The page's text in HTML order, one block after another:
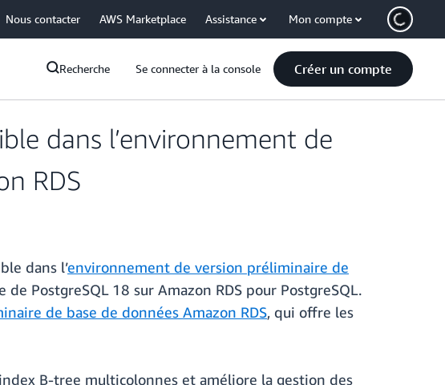
Nous contacter AWS Marketplace Assistance Mon compte
Recherche Se connecter à la console Créer un compte
dans l’environnement de
RDS
dans l’environnement de version préliminaire de
PostgreSQL 18 sur Amazon RDS pour PostgreSQL.
de base de données Amazon RDS, qui offre les
B-tree multicolonnes et améliore la gestion des